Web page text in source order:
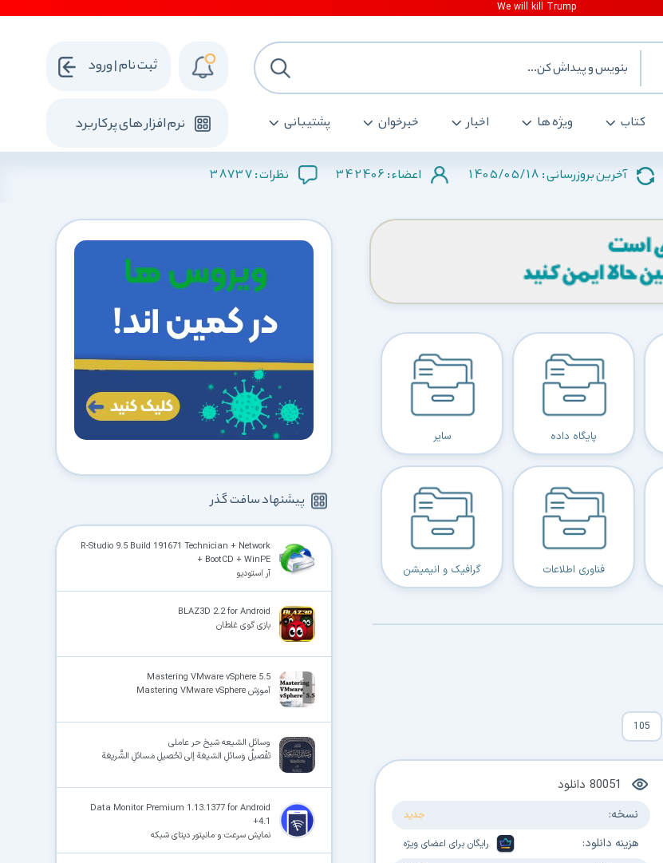
کتاب ویژه ها اخبار خبرخوان پشتیبانی نرم افزار های پرکاربرد
ثبت نام | ورود
آخرین بروزرسانی : 1405/05/18 اعضاء : 342406 نظرات :38737
پایگاه داده سایر
فناوری اطلاعات گرافیک و انیمیشن
105
80051 دانلود
نسخه: جدید
هزینه دانلود: رایگان برای اعضای ویژه
پیشنهاد سافت گذر
R-Studio 9.5 Build 191671 Technician + Network
+ BootCD + WinPE
آر استودیو
BLAZ3D 2.2 for Android
بازی گوی غلطان
Mastering VMware vSphere 5.5
آموزش Mastering VMware vSphere
وسائل الشیعه شیخ حر عاملی
تَفْصیلُ وَسائلِ الشیعَة إلی تَحْصیلِ مَسائلِ الشَّریعَة
Data Monitor Premium 1.13.1377 for Android
+4.1
نمایش سرعت و مانیتور دیتای شبکه